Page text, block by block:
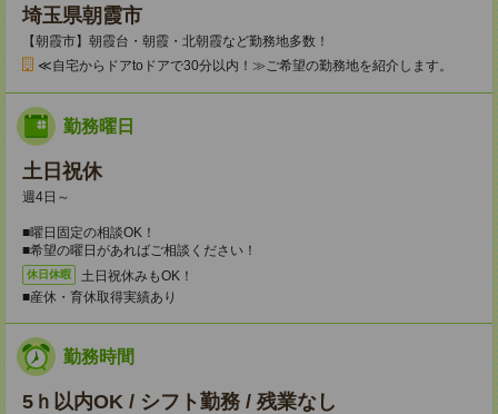
埼玉県朝霞市
【朝霞市】朝霞台・朝霞・北朝霞など勤務地多数！
≪自宅からドアtoドアで30分以内！≫ご希望の勤務地を紹介します。
勤務曜日
土日祝休
週4日～
■曜日固定の相談OK！
■希望の曜日があればご相談ください！
休日休暇
土日祝休みもOK！
■産休・育休取得実績あり
勤務時間
5ｈ以内OK / シフト勤務 / 残業なし